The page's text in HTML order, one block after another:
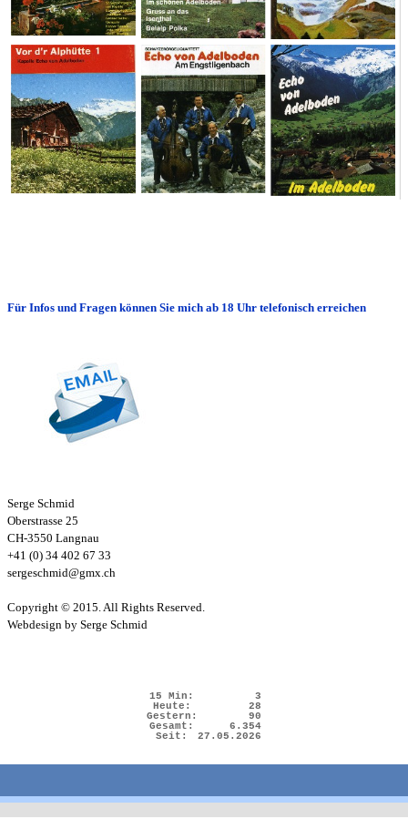
Für Infos und Fragen können Sie mich ab 18 Uhr telefonisch erreichen
Serge Schmid
Oberstrasse 25
CH-3550 Langnau
+41 (0) 34 402 67 33
sergeschmid@gmx.ch
Copyright © 2015. All Rights Reserved.
Webdesign by Serge Schmid
15 Min:
3
Heute:
28
Gestern:
90
Gesamt:
6.354
Seit:
27.05.2026